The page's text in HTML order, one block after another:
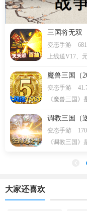
三国将无双
变态手游
上线送V17、
魔兽三国（
变态手游
调教三国（
变态手游
《调教三国
大家还喜欢